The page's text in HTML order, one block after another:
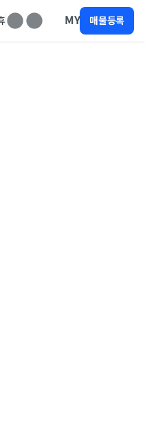
MY 매물등록